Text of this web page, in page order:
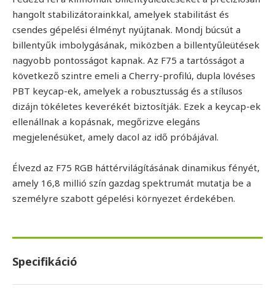
hangolt stabilizátorainkkal, amelyek stabilitást és
csendes gépelési élményt nyújtanak. Mondj búcsút a
billentyűk imbolygásának, miközben a billentyűleütések
nagyobb pontosságot kapnak. Az F75 a tartósságot a
következő szintre emeli a Cherry-profilú, dupla lövéses
PBT keycap-ek, amelyek a robusztusság és a stílusos
dizájn tökéletes keverékét biztosítják. Ezek a keycap-ek
ellenállnak a kopásnak, megőrizve elegáns
megjelenésüket, amely dacol az idő próbájával.
Élvezd az F75 RGB háttérvilágításának dinamikus fényét,
amely 16,8 millió szín gazdag spektrumát mutatja be a
személyre szabott gépelési környezet érdekében.
Specifikáció